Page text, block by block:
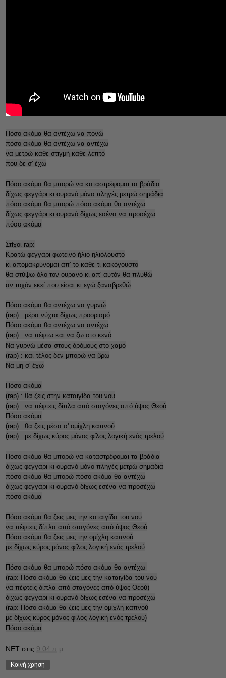
Πόσο ακόμα θα αντέχω να πονώ
πόσο ακόμα θα αντέχω να αντέχω
να μετρώ κάθε στιγμή κάθε λεπτό
που δε σ' έχω
Πόσο ακόμα θα μπορώ να καταστρέφομαι τα βράδια
δίχως φεγγάρι κι ουρανό μόνο πληγές μετρώ σημάδια
πόσο ακόμα θα μπορώ πόσο ακόμα θα αντέχω
δίχως φεγγάρι κι ουρανό δίχως εσένα να προσέχω
πόσο ακόμα
Στίχοι rap:
Κρατώ φεγγάρι φωτεινό ήλιο ηλιόλουστο
κι απομακρύνομαι άπ' το κάθε τι κακόγουστο
θα στύψω όλο τον ουρανό κι απ' αυτόν θα πλυθώ
αν τυχόν εκεί που είσαι κι εγώ ξαναβρεθώ
Πόσο ακόμα θα αντέχω να γυρνώ
(rap) : μέρα νύχτα δίχως προορισμό
Πόσο ακόμα θα αντέχω να αντέχω
(rap) : να πέφτω και να ζω στο κενό
Να γυρνώ μέσα στους δρόμους στο χαμό
(rap) : και τέλος δεν μπορώ να βρω
Να μη σ' έχω
Πόσο ακόμα
(rap) : θα ζεις στην καταιγίδα του νου
(rap) : να πέφτεις δίπλα από σταγόνες από ύψος Θεού
Πόσο ακόμα
(rap) : θα ζεις μέσα σ' ομίχλη καπνού
(rap) : με δίχως κύρος μόνος φίλος λογική ενός τρελού
Πόσο ακόμα θα μπορώ να καταστρέφομαι τα βράδια
δίχως φεγγάρι κι ουρανό μόνο πληγές μετρώ σημάδια
πόσο ακόμα θα μπορώ πόσο ακόμα θα αντέχω
δίχως φεγγάρι κι ουρανό δίχως εσένα να προσέχω
πόσο ακόμα
Πόσο ακόμα θα ζεις μες την καταιγίδα του νου
να πέφτεις δίπλα από σταγόνες από ύψος Θεού
Πόσο ακόμα θα ζεις μες την ομίχλη καπνού
με δίχως κύρος μόνος φίλος λογική ενός τρελού
Πόσο ακόμα θα μπορώ πόσο ακόμα θα αντέχω
(rap: Πόσο ακόμα θα ζεις μες την καταιγίδα του νου
να πέφτεις δίπλα από σταγόνες από ύψος Θεού)
δίχως φεγγάρι κι ουρανό δίχως εσένα να προσέχω
(rap: Πόσο ακόμα θα ζεις μες την ομίχλη καπνού
με δίχως κύρος μόνος φίλος λογική ενός τρελού)
Πόσο ακόμα
NET στις 9:04 π.μ.
Κοινή χρήση